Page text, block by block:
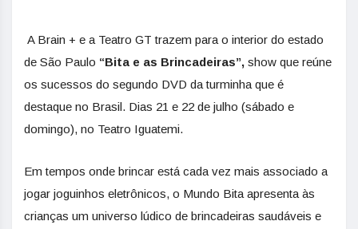
A Brain + e a Teatro GT trazem para o interior do estado
de São Paulo “Bita e as Brincadeiras”, show que reúne
os sucessos do segundo DVD da turminha que é
destaque no Brasil. Dias 21 e 22 de julho (sábado e
domingo), no Teatro Iguatemi.
Em tempos onde brincar está cada vez mais associado a
jogar joguinhos eletrônicos, o Mundo Bita apresenta às
crianças um universo lúdico de brincadeiras saudáveis e